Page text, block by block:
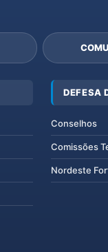
DEFESA
Conselhos
Comissões
Nordeste